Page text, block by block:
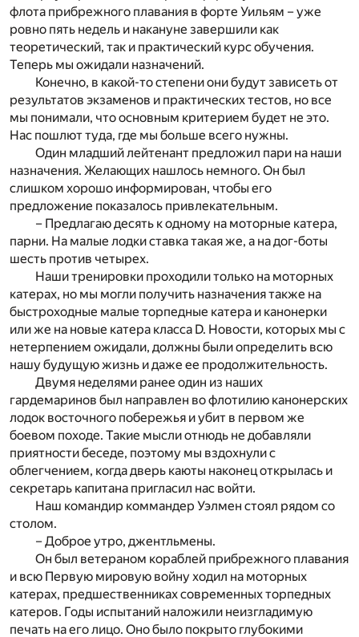
флота прибрежного плавания в форте Уильям – уже
ровно пять недель и накануне завершили как
теоретический, так и практический курс обучения.
Теперь мы ожидали назначений.
Конечно, в какой-то степени они будут зависеть от
результатов экзаменов и практических тестов, но все
мы понимали, что основным критерием будет не это.
Нас пошлют туда, где мы больше всего нужны.
Один младший лейтенант предложил пари на наши
назначения. Желающих нашлось немного. Он был
слишком хорошо информирован, чтобы его
предложение показалось привлекательным.
– Предлагаю десять к одному на моторные катера,
парни. На малые лодки ставка такая же, а на дог-боты
шесть против четырех.
Наши тренировки проходили только на моторных
катерах, но мы могли получить назначения также на
быстроходные малые торпедные катеpa и канонерки
или же на новые катера класса D. Новости, которых мы с
нетерпением ожидали, должны были определить всю
нашу будущую жизнь и даже ее продолжительность.
Двумя неделями ранее один из наших
гардемаринов был направлен во флотилию канонерских
лодок восточного побережья и убит в первом же
боевом походе. Такие мысли отнюдь не добавляли
приятности беседе, поэтому мы вздохнули с
облегчением, когда дверь каюты наконец открылась и
секретарь капитана пригласил нас войти.
Наш командир коммандер Уэлмен стоял рядом со
столом.
– Доброе утро, джентльмены.
Он был ветераном кораблей прибрежного плавания
и всю Первую мировую войну ходил на моторных
катерах, предшественниках современных торпедных
катеров. Годы испытаний наложили неизгладимую
печать на его лицо. Оно было покрыто глубокими